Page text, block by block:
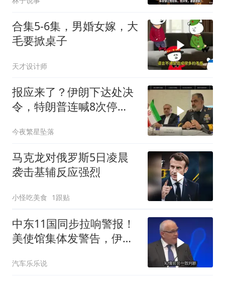
合集5-6集，男婚女嫁，大
毛要掀桌子
天才设计师
报应来了？伊朗下达处决
令，特朗普连喊8次停
今夜繁星坠落
马克龙对俄罗斯5日凌晨
袭击基辅反应强烈
小怪吃美食 1跟贴
中东11国同步拉响警报！
美使馆集体发警告，伊朗
汽车乐乐说